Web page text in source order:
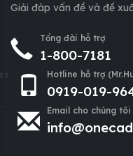
Giải đáp vấn đề và đề
Tổng đài hỗ trợ
1-800-7181
Hotline hỗ trợ
0919-019-
Email cho chúng tôi